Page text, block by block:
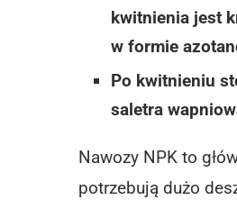
kwitnienia jest
w formie
Po kwitnieniu
saletra
Nawozy NPK to
potrzebują dużo